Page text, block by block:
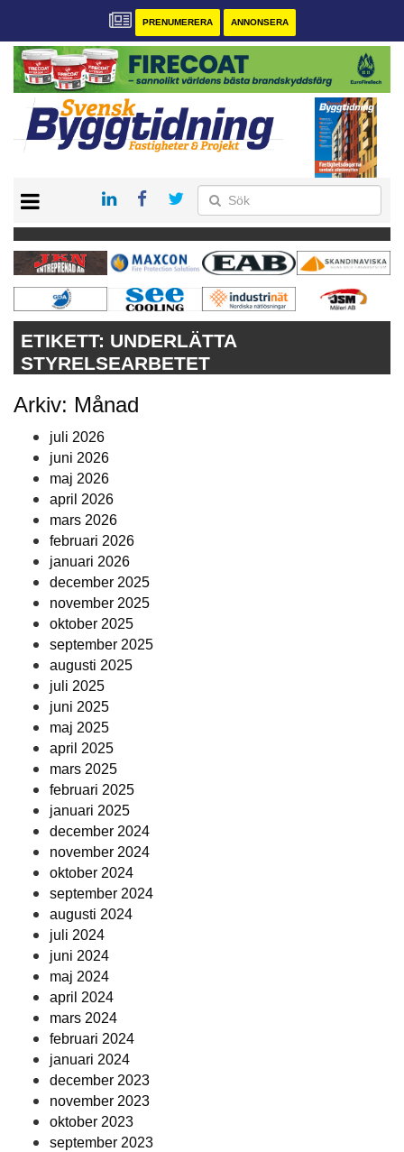
PRENUMERERA ANNONSERA
PRENUMERERA
VÅRA ANDRA MAGASIN
ANNONSERA
KONTAKT
ETIKETT: UNDERLÄTTA
STYRELSEARBETET
Arkiv: Månad
juli 2026
juni 2026
maj 2026
april 2026
mars 2026
februari 2026
januari 2026
december 2025
november 2025
oktober 2025
september 2025
augusti 2025
juli 2025
juni 2025
maj 2025
april 2025
mars 2025
februari 2025
januari 2025
december 2024
november 2024
oktober 2024
september 2024
augusti 2024
juli 2024
juni 2024
maj 2024
april 2024
mars 2024
februari 2024
januari 2024
december 2023
november 2023
oktober 2023
september 2023